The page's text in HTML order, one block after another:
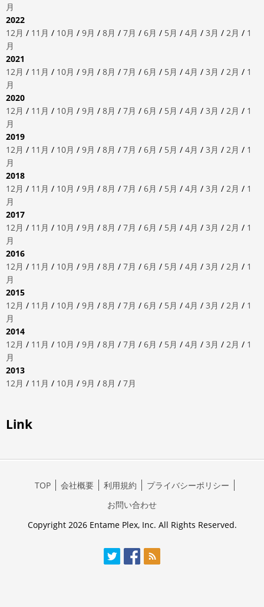
月
2022
12月 / 11月 / 10月 / 9月 / 8月 / 7月 / 6月 / 5月 / 4月 / 3月 / 2月 / 1
月
2021
12月 / 11月 / 10月 / 9月 / 8月 / 7月 / 6月 / 5月 / 4月 / 3月 / 2月 / 1
月
2020
12月 / 11月 / 10月 / 9月 / 8月 / 7月 / 6月 / 5月 / 4月 / 3月 / 2月 / 1
月
2019
12月 / 11月 / 10月 / 9月 / 8月 / 7月 / 6月 / 5月 / 4月 / 3月 / 2月 / 1
月
2018
12月 / 11月 / 10月 / 9月 / 8月 / 7月 / 6月 / 5月 / 4月 / 3月 / 2月 / 1
月
2017
12月 / 11月 / 10月 / 9月 / 8月 / 7月 / 6月 / 5月 / 4月 / 3月 / 2月 / 1
月
2016
12月 / 11月 / 10月 / 9月 / 8月 / 7月 / 6月 / 5月 / 4月 / 3月 / 2月 / 1
月
2015
12月 / 11月 / 10月 / 9月 / 8月 / 7月 / 6月 / 5月 / 4月 / 3月 / 2月 / 1
月
2014
12月 / 11月 / 10月 / 9月 / 8月 / 7月 / 6月 / 5月 / 4月 / 3月 / 2月 / 1
月
2013
12月 / 11月 / 10月 / 9月 / 8月 / 7月
Link
TOP 会社概要 利用規約
プライバシーポリシー
お問い合わせ
Copyright 2026 Entame Plex, Inc. All Rights Reserved.